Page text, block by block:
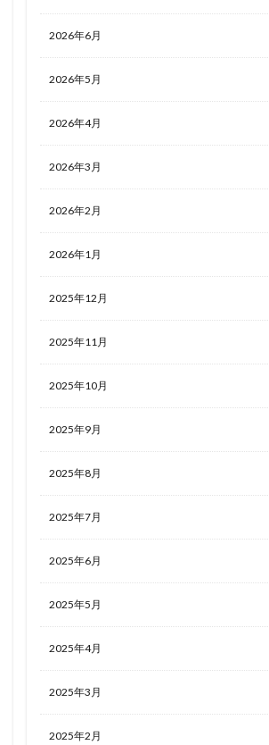
2026年6月
2026年5月
2026年4月
2026年3月
2026年2月
2026年1月
2025年12月
2025年11月
2025年10月
2025年9月
2025年8月
2025年7月
2025年6月
2025年5月
2025年4月
2025年3月
2025年2月